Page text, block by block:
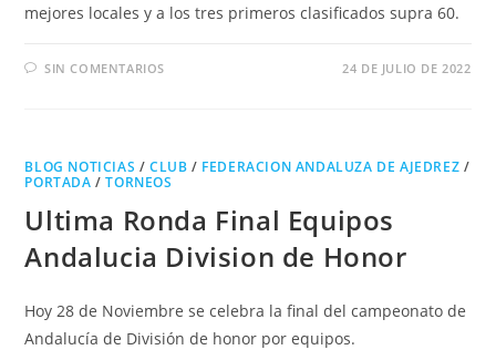
mejores locales y a los tres primeros clasificados supra 60.
SIN COMENTARIOS 24 DE JULIO DE 2022
BLOG NOTICIAS /CLUB / FEDERACION ANDALUZA DE AJEDREZ /
PORTADA /TORNEOS
Ultima Ronda Final Equipos
Andalucia Division de Honor
Hoy 28 de Noviembre se celebra la final del campeonato de
Andalucía de División de honor por equipos.